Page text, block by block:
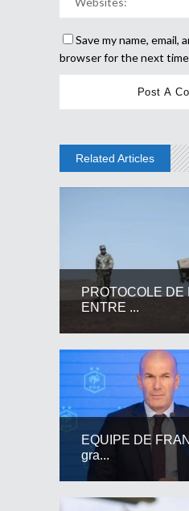
Save my name, email,
browser for the next
Related Articles
PROTOCOLE DE
ENTRE ...
EQUIPE DE
gra...